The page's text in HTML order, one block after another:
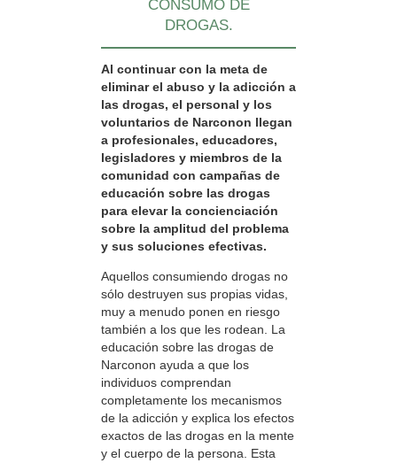
CONSUMO DE
DROGAS.
Al continuar con la meta de
eliminar el abuso y la adicción a
las drogas, el personal y los
voluntarios de Narconon llegan
a profesionales, educadores,
legisladores y miembros de la
comunidad con campañas de
educación sobre las drogas
para elevar la concienciación
sobre la amplitud del problema
y sus soluciones efectivas.
Aquellos consumiendo drogas no
sólo destruyen sus propias vidas,
muy a menudo ponen en riesgo
también a los que les rodean. La
educación sobre las drogas de
Narconon ayuda a que los
individuos comprendan
completamente los mecanismos
de la adicción y explica los efectos
exactos de las drogas en la mente
y el cuerpo de la persona. Esta